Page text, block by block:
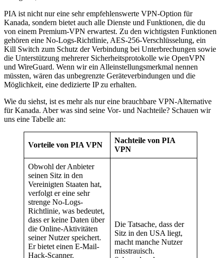
PIA ist nicht nur eine sehr empfehlenswerte VPN-Option für
Kanada, sondern bietet auch alle Dienste und Funktionen, die du
von einem Premium-VPN erwartest. Zu den wichtigsten Funktionen
gehören eine No-Logs-Richtlinie, AES-256-Verschlüsselung, ein
Kill Switch zum Schutz der Verbindung bei Unterbrechungen sowie
die Unterstützung mehrerer Sicherheitsprotokolle wie OpenVPN
und WireGuard. Wenn wir ein Alleinstellungsmerkmal nennen
müssten, wären das unbegrenzte Geräteverbindungen und die
Möglichkeit, eine dedizierte IP zu erhalten.
Wie du siehst, ist es mehr als nur eine brauchbare VPN-Alternative
für Kanada. Aber was sind seine Vor- und Nachteile? Schauen wir
uns eine Tabelle an:
Vorteile von PIA VPN
Nachteile von PIA
VPN
Obwohl der Anbieter
seinen Sitz in den
Vereinigten Staaten hat,
verfolgt er eine sehr
strenge No-Logs-
Richtlinie, was bedeutet,
dass er keine Daten über
die Online-Aktivitäten
seiner Nutzer speichert.
Er bietet einen E-Mail-
Hack-Scanner.
Die Tatsache, dass der
Sitz in den USA liegt,
macht manche Nutzer
misstrauisch.